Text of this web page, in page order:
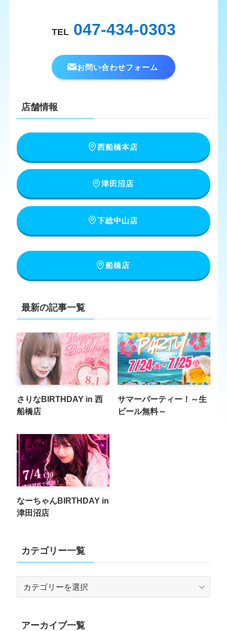
TEL 047-434-0303
お問い合わせフォーム
店舗情報
西船橋本店
津田沼店
下総中山店
船橋店
最新の記事一覧
さりなBIRTHDAY in 西
船橋店
サマーパーティー！～生
ビール無料～
なーちゃんBIRTHDAY in
津田沼店
カテゴリー一覧
リ
アーカイブ一覧